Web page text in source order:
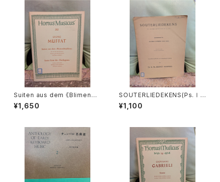
Suiten aus dem 《Blimenbü
schlein》【著者：MUFFAT】出
版社：BÄRENREITER KASSEL
¥1,650
SOUTERLIEDEKENS(Ps.Ⅰ,
Ⅻ,XXXⅠ,XXXⅧ,XL,XLⅡ,L
Ⅲ,LXV)【著者：JACOBUS CL
¥1,100